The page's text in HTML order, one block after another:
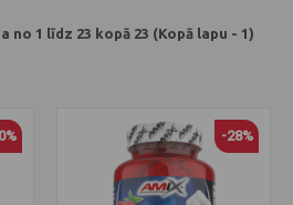
no 1 līdz 23 kopā 23 (Kopā lapu - 1)
-28%